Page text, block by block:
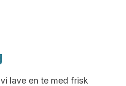
lave en te med frisk